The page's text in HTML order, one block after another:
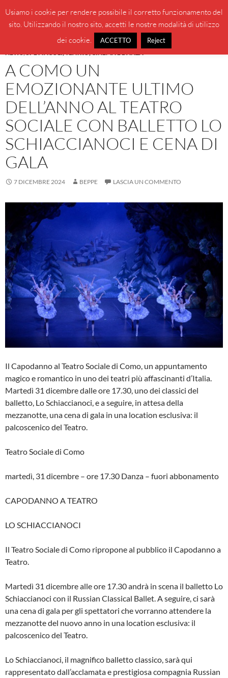
contenuto
BeppeBlog
MENU
NEWS,SPETTACOLI, TEATRO, CINEMA E DANZA
A COMO UN
EMOZIONANTE ULTIMO
DELL’ANNO AL TEATRO
SOCIALE CON BALLETTO LO
SCHIACCIANOCI E CENA DI
GALA
7 DICEMBRE 2024 BEPPE LASCIA UN COMMENTO
Il Capodanno al Teatro Sociale di Como, un appuntamento
magico e romantico in uno dei teatri più affascinanti d’Italia.
Martedì 31 dicembre dalle ore 17.30, uno dei classici del
balletto, Lo Schiaccianoci, e a seguire, in attesa della
mezzanotte, una cena di gala in una location esclusiva: il
palcoscenico del Teatro.
Teatro Sociale di Como
martedì, 31 dicembre – ore 17.30 Danza – fuori abbonamento
CAPODANNO A TEATRO
LO SCHIACCIANOCI
Il Teatro Sociale di Como ripropone al pubblico il Capodanno a
Teatro.
Martedì 31 dicembre alle ore 17.30 andrà in scena il balletto Lo
Schiaccianoci con il Russian Classical Ballet. A seguire, ci sarà
una cena di gala per gli spettatori che vorranno attendere la
mezzanotte del nuovo anno in una location esclusiva: il
palcoscenico del Teatro.
Lo Schiaccianoci, il magnifico balletto classico, sarà qui
rappresentato dall’acclamata e prestigiosa compagnia Russian
Usiamo i cookie per rendere possibile il corretto funzionamento del
sito. Utilizzando il nostro sito, accetti le nostre modalità di utilizzo
dei cookie.
ACCETTO Reject